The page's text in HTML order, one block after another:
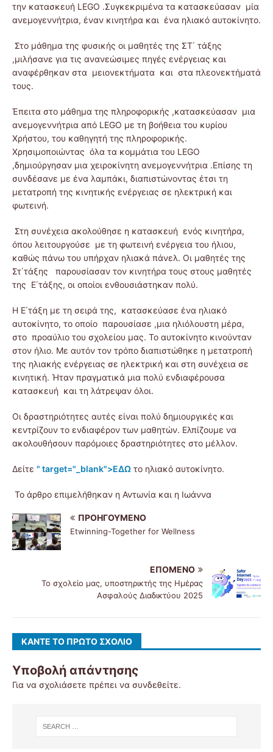
την κατασκευή LEGO .Συγκεκριμένα τα κατασκεύασαν μία
ανεμογεννήτρια, έναν κινητήρα και ένα ηλιακό αυτοκίνητο.
Στο μάθημα της φυσικής οι μαθητές της ΣΤ΄ τάξης
,μιλήσανε για τις ανανεώσιμες πηγές ενέργειας και
αναφέρθηκαν στα μειονεκτήματα και στα πλεονεκτήματά
τους.
Έπειτα στο μάθημα της πληροφορικής ,κατασκεύασαν μια
ανεμογεννήτρια από LEGO με τη βοήθεια του κυρίου
Χρήστου, του καθηγητή της πληροφορικής.
Χρησιμοποιώντας όλα τα κομμάτια του LEGO
,δημιούργησαν μια χειροκίνητη ανεμογεννήτρια .Επίσης τη
συνδέσανε με ένα λαμπάκι, διαπιστώνοντας έτσι τη
μετατροπή της κινητικής ενέργειας σε ηλεκτρική και
φωτεινή.
Στη συνέχεια ακολούθησε η κατασκευή ενός κινητήρα,
όπου λειτουργούσε με τη φωτεινή ενέργεια του ήλιου,
καθώς πάνω του υπήρχαν ηλιακά πάνελ. Οι μαθητές της
Στ΄τάξης παρουσίασαν τον κινητήρα τους στους μαθητές
της Ε΄τάξης, οι οποίοι ενθουσιάστηκαν πολύ.
Η Ε΄τάξη με τη σειρά της, κατασκεύασε ένα ηλιακό
αυτοκίνητο, το οποίο παρουσίασε ,μια ηλιόλουστη μέρα,
στο προαύλιο του σχολείου μας. Το αυτοκίνητο κινούνταν
στον ήλιο. Με αυτόν τον τρόπο διαπιστώθηκε η μετατροπή
της ηλιακής ενέργειας σε ηλεκτρική και στη συνέχεια σε
κινητική. Ήταν πραγματικά μια πολύ ενδιαφέρουσα
κατασκευή και τη λάτρεψαν όλοι.
Οι δραστηριότητες αυτές είναι πολύ δημιουργικές και
κεντρίζουν το ενδιαφέρον των μαθητών. Ελπίζουμε να
ακολουθήσουν παρόμοιες δραστηριότητες στο μέλλον.
Δείτε " target="_blank">ΕΔΩ το ηλιακό αυτοκίνητο.
Το άρθρο επιμελήθηκαν η Αντωνία και η Ιωάννα
ΠΡΟΗΓΟΎΜΕΝΟ
Εtwinning-Together for Wellness
ΕΠΌΜΕΝΟ
To σχολείο μας, υποστηρικτής της Ημέρας
Ασφαλούς Διαδικτύου 2025
ΚΆΝΤΕ ΤΟ ΠΡΏΤΟ ΣΧΌΛΙΟ
Υποβολή απάντησης
Για να σχολιάσετε πρέπει να συνδεθείτε.